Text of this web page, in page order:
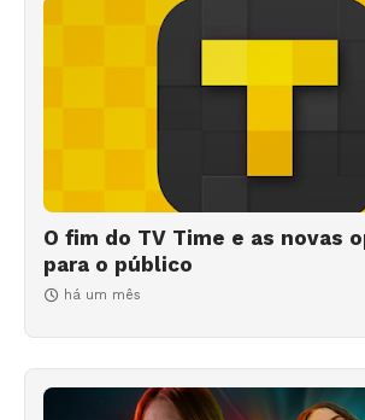
O fim do TV Time e as novas
para o público
há um mês